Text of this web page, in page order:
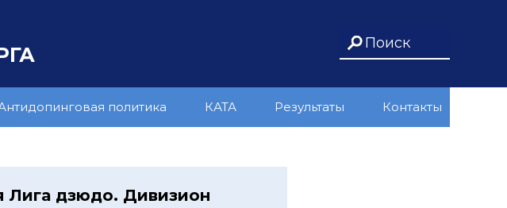
политика КАТА Результаты Контакты
Лига дзюдо. Дивизион